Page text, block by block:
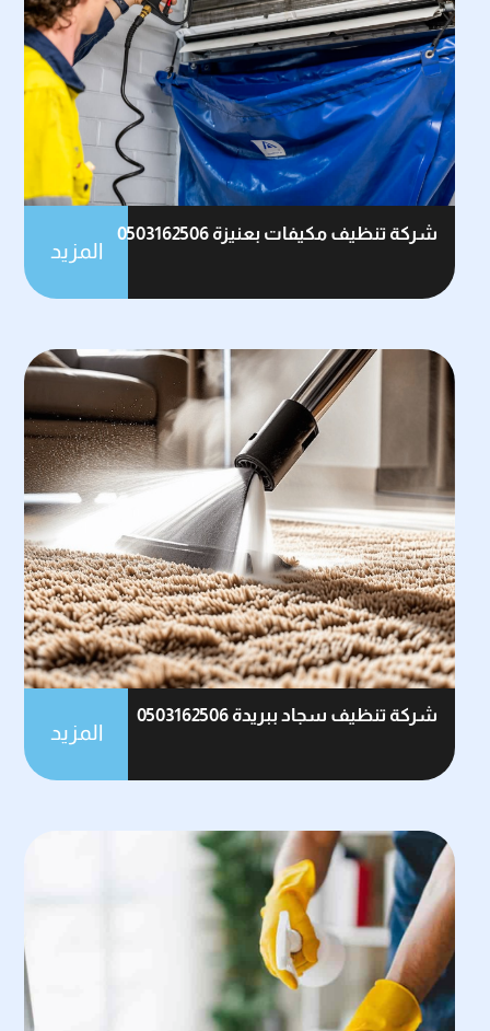
شركة تنظيف مكيفات بعنيزة 0503162506
المزيد
شركة تنظيف سجاد ببريدة 0503162506
المزيد